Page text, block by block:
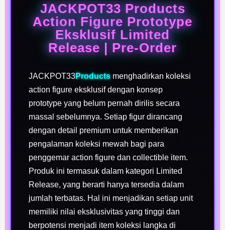
JACKPOT33 Products
Action Figure Prototype
Eksklusif Limited
Release | Pre-Order
JACKPOT33Productsmenghadirkan koleksi
action figure eksklusif dengan konsep
prototype yang belum pernah dirilis secara
massal sebelumnya. Setiap figur dirancang
dengan detail premium untuk memberikan
pengalaman koleksi mewah bagi para
penggemar action figure dan collectible item.
Produk ini termasuk dalam kategori Limited
Release, yang berarti hanya tersedia dalam
jumlah terbatas. Hal ini menjadikan setiap unit
memiliki nilai eksklusivitas yang tinggi dan
berpotensi menjadi item koleksi langka di